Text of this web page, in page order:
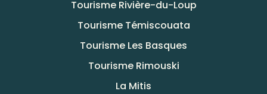
Tourisme Rivière-du-Loup
Tourisme Témiscouata
Tourisme Les Basques
Tourisme Rimouski
La Mitis